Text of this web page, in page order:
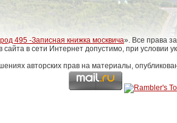
495 -Записная книжка москвича». Все права
сайта в сети Интернет допустимо, при условии
авторских прав на материалы,